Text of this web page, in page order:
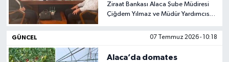
Ziraat Bankası Alaca Şube Müdiresi
Çiğdem Yılmaz ve Müdür Yardımcısı
öncesinde Alaca Ticaret Borsası’nı
GÜNCEL 07 Temmuz 2026 - 10:18
Alaca’da domates